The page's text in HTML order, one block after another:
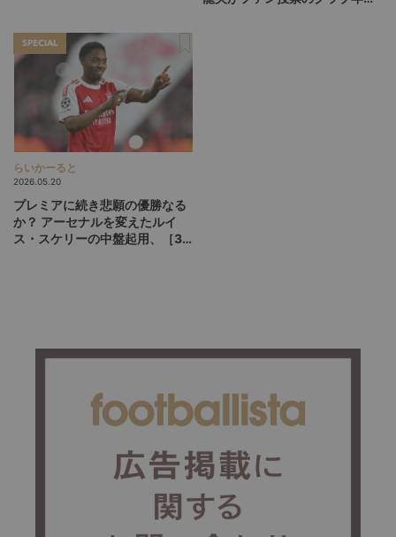
SPECIAL
らいかーると
2026.05.20
プレミアに続き悲願の優勝なる
か？ アーセナルを変えたルイ
ス・スケリーの中盤起用、［3-